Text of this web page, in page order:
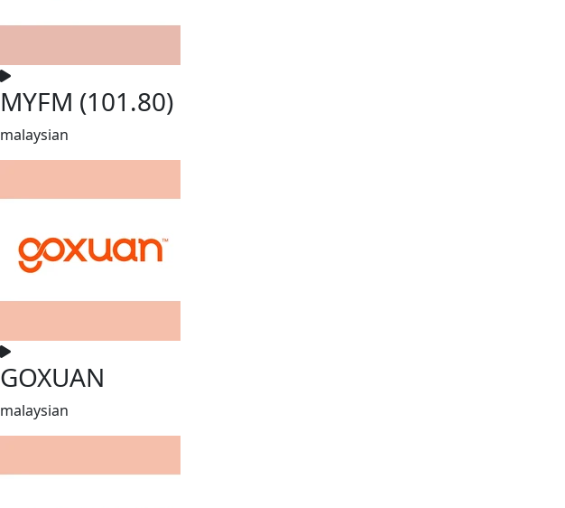
MYFM (101.80)
malaysian
GOXUAN
malaysian